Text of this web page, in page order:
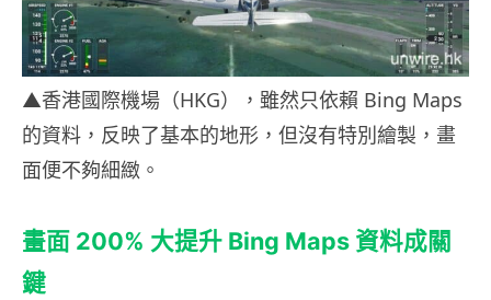
▲香港國際機場（HKG），雖然只依賴 Bing Maps
的資料，反映了基本的地形，但沒有特別繪製，畫
面便不夠細緻。
畫面 200% 大提升 Bing Maps 資料成關
鍵